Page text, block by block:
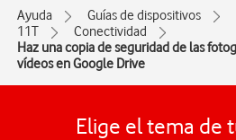
Ayuda Guías de dispositivos
11T
Conectividad
Haz una copia de seguridad de las
vídeos en Google Drive
Elige el tema de